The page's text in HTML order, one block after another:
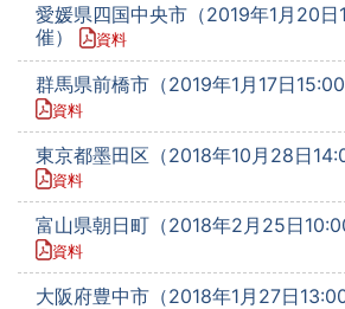
愛媛県四国中央市（2019年1月20
催）
資料
群馬県前橋市（2019年1月17日15:00
資料
東京都墨田区（2018年10月28日
資料
富山県朝日町（2018年2月25日
資料
大阪府豊中市（2018年1月27日